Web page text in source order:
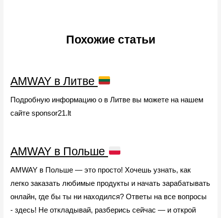
Похожие статьи
AMWAY в Литве
Подробную информацию о в Литве вы можете на нашем
сайте sponsor21.lt
AMWAY в Польше
AMWAY в Польше — это просто! Хочешь узнать, как
легко заказать любимые продукты и начать зарабатывать
онлайн, где бы ты ни находился? Ответы на все вопросы
- здесь! Не откладывай, разберись сейчас — и открой